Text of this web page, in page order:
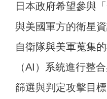
日本政府希望參與
與美國軍方的衛星
自衛隊與美軍蒐集
（AI）系統進行整
篩選與判定攻擊目